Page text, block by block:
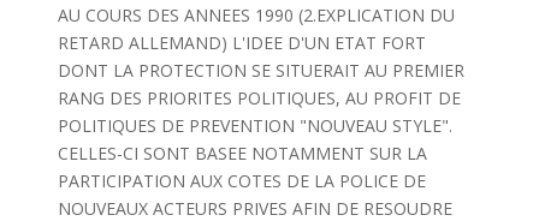
AU COURS DES ANNEES 1990 (2.EXPLICATION DU
RETARD ALLEMAND) L'IDEE D'UN ETAT FORT
DONT LA PROTECTION SE SITUERAIT AU PREMIER
RANG DES PRIORITES POLITIQUES, AU PROFIT DE
POLITIQUES DE PREVENTION "NOUVEAU STYLE".
CELLES-CI SONT BASEE NOTAMMENT SUR LA
PARTICIPATION AUX COTES DE LA POLICE DE
NOUVEAUX ACTEURS PRIVES AFIN DE RESOUDRE